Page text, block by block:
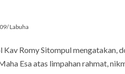
Labuha
Romy Sitompul mengatakan,
Esa atas limpahan rahmat,